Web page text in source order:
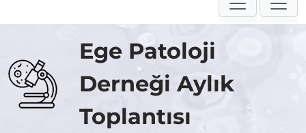
Ege Patoloji
Derneği Aylık
Toplantısı